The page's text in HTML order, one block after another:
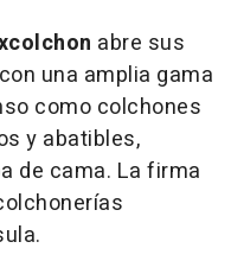
abre sus
una amplia gama
como colchones
y abatibles,
de cama. La firma